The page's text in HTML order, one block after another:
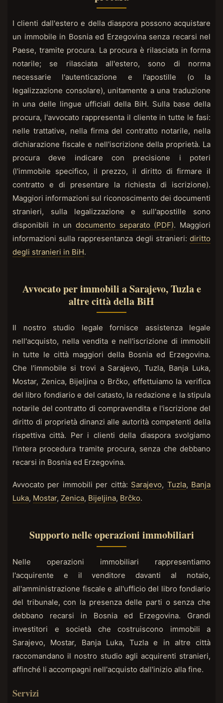
I clienti dall'estero e della diaspora possono acquistare
un immobile in Bosnia ed Erzegovina senza recarsi nel
Paese, tramite procura. La procura è rilasciata in forma
notarile; se rilasciata all'estero, sono di norma
necessarie l'autenticazione e l'apostille (o la
legalizzazione consolare), unitamente a una traduzione
in una delle lingue ufficiali della BiH. Sulla base della
procura, l'avvocato rappresenta il cliente in tutte le fasi:
nelle trattative, nella firma del contratto notarile, nella
dichiarazione fiscale e nell'iscrizione della proprietà. La
procura deve indicare con precisione i poteri
(l'immobile specifico, il prezzo, il diritto di firmare il
contratto e di presentare la richiesta di iscrizione).
Maggiori informazioni sul riconoscimento dei documenti
stranieri, sulla legalizzazione e sull'apostille sono
disponibili in un documento separato (PDF). Maggiori
informazioni sulla rappresentanza degli stranieri: diritto
degli stranieri in BiH.
Avvocato per immobili a Sarajevo, Tuzla e
altre città della BiH
Il nostro studio legale fornisce assistenza legale
nell'acquisto, nella vendita e nell'iscrizione di immobili
in tutte le città maggiori della Bosnia ed Erzegovina.
Che l'immobile si trovi a Sarajevo, Tuzla, Banja Luka,
Mostar, Zenica, Bijeljina o Brčko, effettuiamo la verifica
del libro fondiario e del catasto, la redazione e la stipula
notarile del contratto di compravendita e l'iscrizione del
diritto di proprietà dinanzi alle autorità competenti della
rispettiva città. Per i clienti della diaspora svolgiamo
l'intera procedura tramite procura, senza che debbano
recarsi in Bosnia ed Erzegovina.
Avvocato per immobili per città: Sarajevo, Tuzla, Banja
Luka, Mostar, Zenica, Bijeljina, Brčko.
Supporto nelle operazioni immobiliari
Nelle operazioni immobiliari rappresentiamo
l'acquirente e il venditore davanti al notaio,
all'amministrazione fiscale e all'ufficio del libro fondiario
del tribunale, con la presenza delle parti o senza che
debbano recarsi in Bosnia ed Erzegovina. Grandi
investitori e società che costruiscono immobili a
Sarajevo, Mostar, Banja Luka, Tuzla e in altre città
raccomandano il nostro studio agli acquirenti stranieri,
affinché li accompagni nell'acquisto dall'inizio alla fine.
Servizi